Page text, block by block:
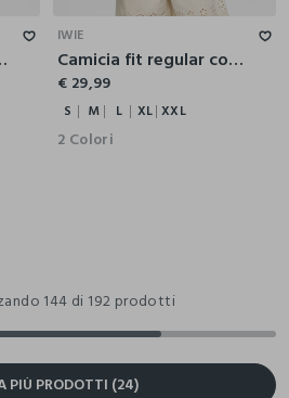
cotone voile donna
IWIE
Camicia fit regular con colletto coreano in puro lino donna
€ 29,99
S M L XL XXL
2 Colori
144 di 192 prodotti
PIÙ PRODOTTI (24)